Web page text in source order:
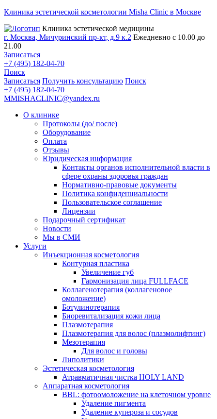
Клиника эстетической косметологии Misha Clinic в Москве
Клиника эстетической медицины
г. Москва, Мичуринский пр-кт, д.9 к.2 Ежедневно с 10.00 до
21.00
Записаться
+7 (495) 182-04-70
Поиск
Записаться Получить консультацию Поиск
+7 (495) 182-04-70
MMISHACLINIC@yandex.ru
О клинике
Протоколы (до/ после)
Оборудование
Оплата
Отзывы
Юридическая информация
Контакты органов исполнительной власти в
сфере охраны здоровья граждан
Нормативно-правовые документы
Политика конфиденциальности
Пользовательское соглашение
Лицензии
Подарочный сертификат
Новости
Мы в СМИ
Услуги
Инъекционная косметология
Контурная пластика
Увеличение губ
Гармонизация лица FULLFACE
Коллагенотерапия (коллагеновое
омоложение)
Ботулинотерапия
Биоревитализация кожи лица
Плазмотерапия
Плазмотерапия для волос (плазмолифтинг)
Мезотерапия
Для волос и головы
Липолитики
Эстетическая косметология
Атравматичная чистка HOLY LAND
Аппаратная косметология
BBL: фотоомоложение на клеточном уровне
Удаление пигмента
Удаление купероза и сосудов